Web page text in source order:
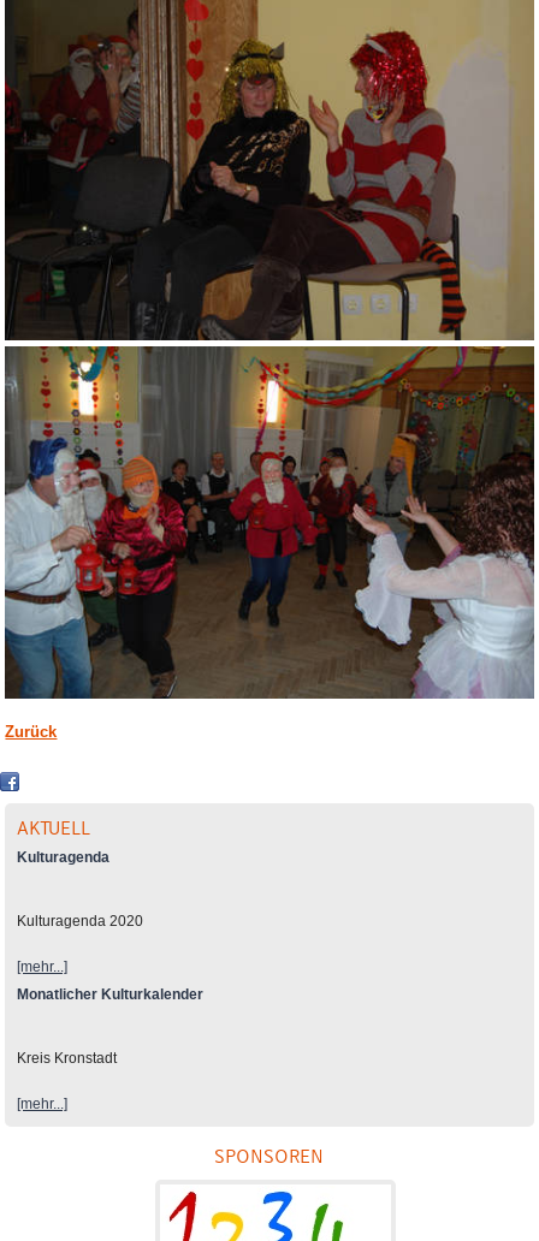
Zurück
AKTUELL
Kulturagenda
Kulturagenda 2020
[mehr...]
Monatlicher Kulturkalender
Kreis Kronstadt
[mehr...]
SPONSOREN